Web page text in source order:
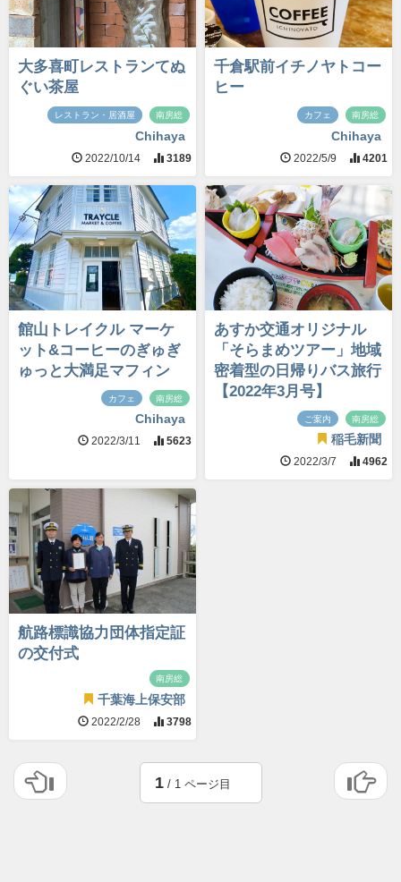
大多喜町レストランてぬ
ぐい茶屋
レストラン・居酒屋 南房総
Chihaya
2022/10/14 3189
千倉駅前イチノヤトコー
ヒー
カフェ 南房総
Chihaya
2022/5/9 4201
館山トレイクル マーケ
ット&コーヒーのぎゅぎ
ゅっと大満足マフィン
カフェ 南房総
Chihaya
2022/3/11 5623
あすか交通オリジナル
「そらまめツアー」地域
密着型の日帰りバス旅行
【2022年3月号】
ご案内 南房総
稲毛新聞
2022/3/7 4962
航路標識協力団体指定証
の交付式
南房総
千葉海上保安部
2022/2/28 3798
1/ 1 ページ目